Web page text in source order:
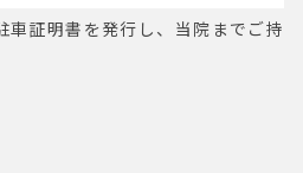
車証明書を発行し、当院までご持